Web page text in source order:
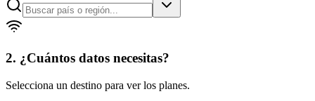
2. ¿Cuántos datos necesitas?
Selecciona un destino para ver los planes.